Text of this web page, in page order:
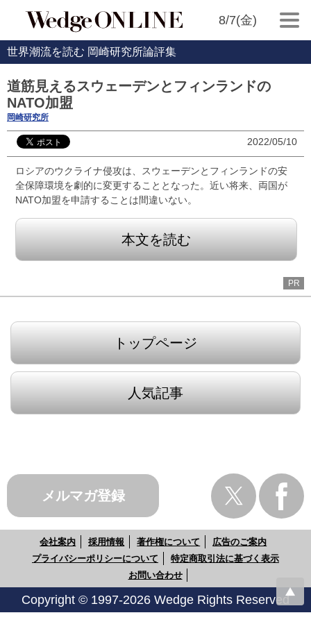
8/7(金)
世界潮流を読む 岡崎研究所論評集
道筋見えるスウェーデンとフィンランドの
NATO加盟
岡崎研究所
2022/05/10
ロシアのウクライナ侵攻は、スウェーデンとフィンランドの安
全保障環境を劇的に変更することとなった。近い将来、両国が
NATO加盟を申請することは間違いない。
本文を読む
PR
トップページ
人気記事
メルマガ登録
会社案内 採用情報 著作権について
広告のご案内
プライバシーポリシーについて
特定商取引法に基づく表示
お問い合わせ
Copyright © 1997-2026 Wedge Rights Reserved